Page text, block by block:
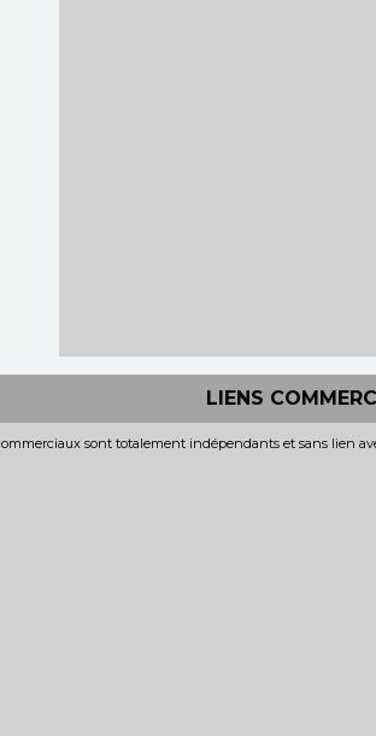
LIENS
sont totalement indépendants et sans lien